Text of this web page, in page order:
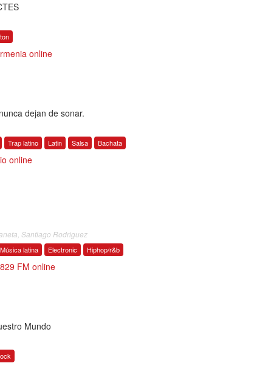
online
dejan de sonar.
Trap latino Latin Salsa Bachata
online
Santiago Rodriguez
Música latina Electronic Hiphop/r&b
FM online
Mundo